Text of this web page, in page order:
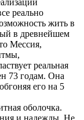
реально
жить в
в древнейшем
Мессия,
реальная
73 годам. Она
его на 5
оболочка.
и надежды. Не